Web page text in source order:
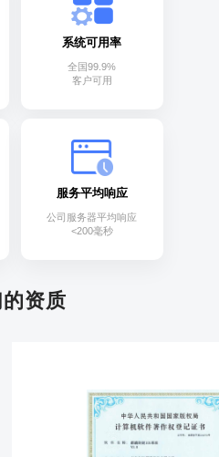
系统可用率
全国99.9%
客户可用
服务平均响应
公司服务器平均响应
<200毫秒
资质